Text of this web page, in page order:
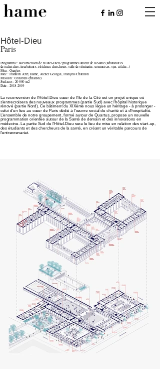
Hôtel-Dieu
Paris
Programme : Reconversion de l'Hôtel-Dieu / programmes autour de la Santé (laboratoires
de recherches, incubateurs, résidence chercheurs, salle de séminaire, commerces, spa, crèche...)
Moa : Quartus
Moe : Franklin Azzi, Hame, Atelier Georges, François Chatillon
Mission : Concours (finaliste)
Surfaces : 20 000 m2
Date : 2018-2019
La reconversion de l’Hôtel-Dieu cœur de l’Ile de la Cité est un projet uniqueoù
s’entrecroisera des nouveaux programmes (partie Sud) avec l’hôpital historique
rénové (partie Nord). Ce bâtiment du XIXème nous lègue un héritage - à prolonger -
celui d’un lieu au cœur de Paris dédié à l’œuvre social de charitéet à d’hospitalité.
L’ensemble de notre groupement, formé autour de Quartus, propose un nouvelle
programmation orientée autour de la Santé de demain et des innovations en
médecine. La partie Sud de l’Hôtel-Dieu sera le lieu de mise en relation des start-up,
des étudiants et des chercheurs de la santé, en créant un véritable parcours de
l’entreprenariat.